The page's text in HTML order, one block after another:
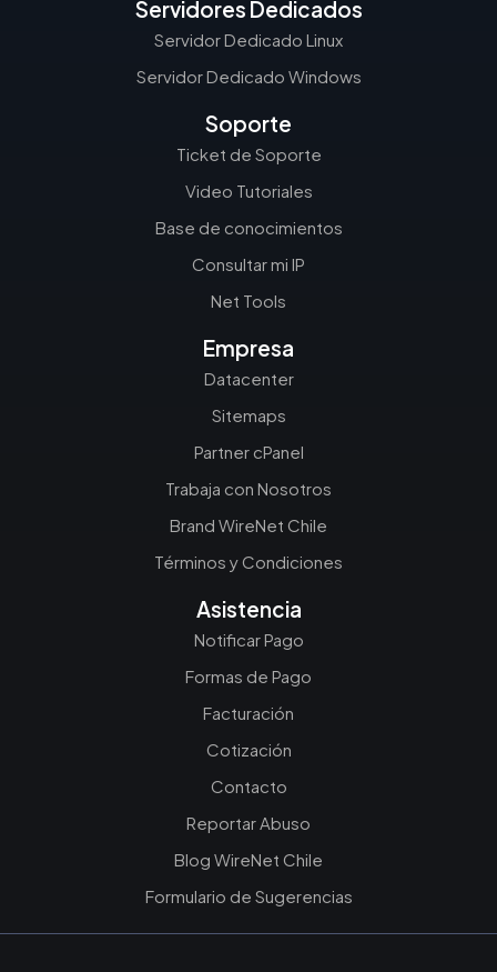
Servidores Dedicados
Servidor Dedicado Linux
Servidor Dedicado Windows
Soporte
Ticket de Soporte
Video Tutoriales
Base de conocimientos
Consultar mi IP
Net Tools
Empresa
Datacenter
Sitemaps
Partner cPanel
Trabaja con Nosotros
Brand WireNet Chile
Términos y Condiciones
Asistencia
Notificar Pago
Formas de Pago
Facturación
Cotización
Contacto
Reportar Abuso
Blog WireNet Chile
Formulario de Sugerencias